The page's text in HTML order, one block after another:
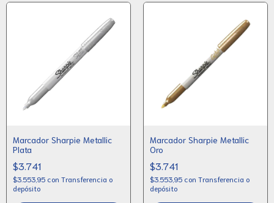
Marcador Sharpie Metallic
Plata
$3.741
$3.553,95 con Transferencia o
depósito
Marcador Sharpie Metallic
Oro
$3.741
$3.553,95 con Transferencia o
depósito